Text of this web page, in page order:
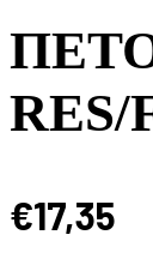
RES/
€17,35